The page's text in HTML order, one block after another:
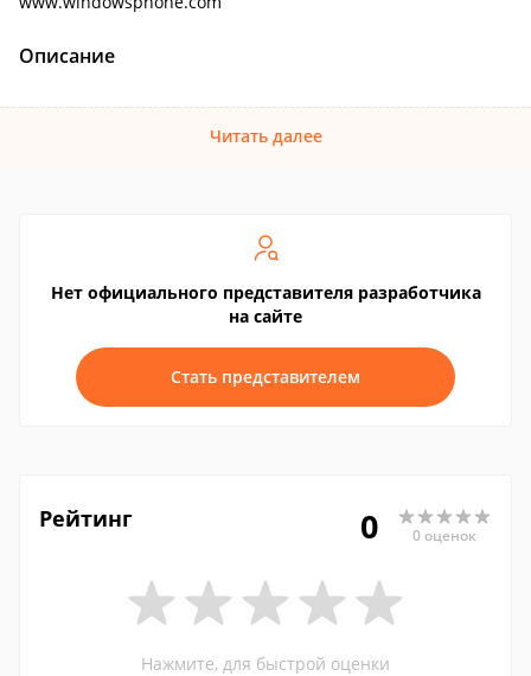
Описание
Читать далее
Нет официального представителя разработчика
на сайте
Стать представителем
Рейтинг 0 0 оценок
Нажмите, для быстрой оценки